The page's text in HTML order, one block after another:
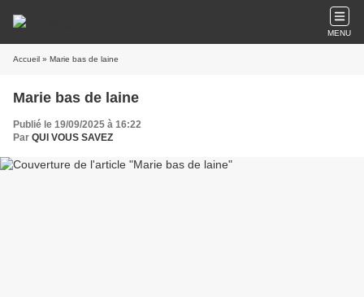
MENU
Accueil » Marie bas de laine
Marie bas de laine
Publié le 19/09/2025 à 16:22
Par QUI VOUS SAVEZ